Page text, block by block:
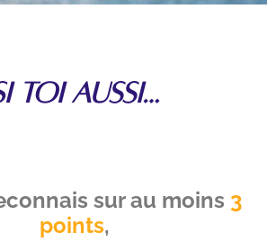
toi aussi…
sur au moins 3
points,